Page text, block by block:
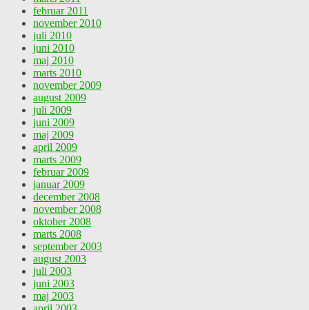
februar 2011
november 2010
juli 2010
juni 2010
maj 2010
marts 2010
november 2009
august 2009
juli 2009
juni 2009
maj 2009
april 2009
marts 2009
februar 2009
januar 2009
december 2008
november 2008
oktober 2008
marts 2008
september 2003
august 2003
juli 2003
juni 2003
maj 2003